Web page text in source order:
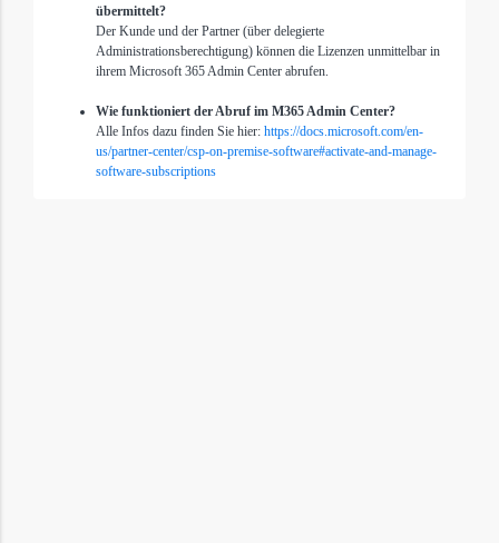
übermittelt?
Der Kunde und der Partner (über delegierte
Administrationsberechtigung) können die Lizenzen unmittelbar in
ihrem Microsoft 365 Admin Center abrufen.
Wie funktioniert der Abruf im M365 Admin Center?
Alle Infos dazu finden Sie hier: https://docs.microsoft.com/en-
us/partner-center/csp-on-premise-software#activate-and-manage-
software-subscriptions